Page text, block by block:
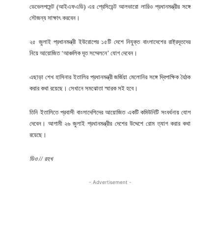
ডেভেলপমেন্ট (আইএফএডি) এর প্রেসিডেন্ট আলভারো লারিও প্রধানমন্ত্রীর সঙ্গে
সৌজন্য সাক্ষাৎ করবেন।
২৫ জুলাই প্রধানমন্ত্রী ইউরোপের ১৫টি দেশে নিযুক্ত বাংলাদেশের রাষ্ট্রদূতদের
নিয়ে আয়োজিত ‘আঞ্চলিক দূত সম্মেলনে’ যোগ দেবেন।
এছাড়া শেখ হাসিনার ইতালির প্রধানমন্ত্রী জর্জিয়া মেলোনির সঙ্গে দ্বিপাক্ষিক বৈঠক
করার কথা রয়েছে। সেখানে সমঝোতা স্মারক সই হবে।
তিনি ইতালিতে প্রবাসী বাংলাদেশিদের আয়োজিত একটি কমিউনিটি সংবর্ধনায় যোগ
দেবেন। আগামী ২৬ জুলাই প্রধানমন্ত্রীর দেশের উদ্দেশে রোম ত্যাগ করার কথা
রয়েছে।
ডিও // রহখ
- Advertisement -